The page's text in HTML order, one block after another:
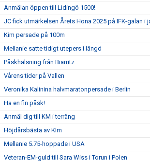
Anmälan öppen till Lidingö 1500!
JC fick utmärkelsen Årets Hona 2025 på IFK-galan i
Kim persade på 100m
Mellanie satte tidigt utepers i längd
Påskhälsning från Biarritz
Vårens tider på Vallen
Veronika Kalinina halvmaratonpersade i Berlin
Ha en fin påsk!
Anmäl dig till KM i terräng
Höjdårsbästa av KIm
Mellanie 5.75-hoppade i USA
Veteran-EM-guld till Sara Wiss i Torun i Polen